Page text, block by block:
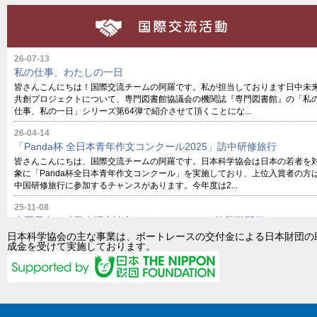
ャガイモ品種の稔性回復」という研究課題で笹川科学研究助成を受けられた、
26-07-13
私の仕事、わたしの一日
皆さんこんにちは！国際交流チームの阿羅です。私が担当しております日中未
共創プロジェクトについて、専門図書館協議会の機関誌『専門図書館』の「私
仕事、私の一日」シリーズ第64弾で紹介させて頂くことにな...
26-04-14
「Panda杯 全日本青年作文コンクール2025」訪中研修旅行
皆さんこんにちは、国際交流チームの阿羅です。日本科学協会は日本の若者を
象に「Panda杯全日本青年作文コンクール」を実施しており、上位入賞者の方
中国研修旅行に参加するチャンスがあります。今年度は2...
25-11-08
中国長春で「日本研究論文コンクール2025」決勝戦開催
11月2日、中国長春の吉林大学で「笹川杯日本研究論文コンクール2025」決
戦が開催されました。 このコンクールは、本会、中国国際貿易学会日語と国
商務専業教学研究委員会、吉林大学が中国全国の大学の...
日本科学協会の主な事業は、ボートレースの交付金による日本財団の
成金を受けて実施しております。